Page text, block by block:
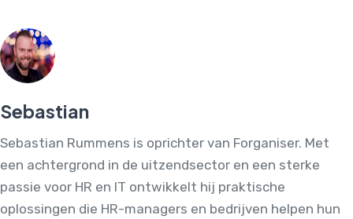
Sebastian
Sebastian Rummens is oprichter van Forganiser. Met
een achtergrond in de uitzendsector en een sterke
passie voor HR en IT ontwikkelt hij praktische
oplossingen die HR-managers en bedrijven helpen hun